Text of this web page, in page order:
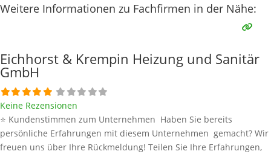
Weitere Informationen zu Fachfirmen in der Nähe:
Eichhorst & Krempin Heizung und Sanitär
GmbH
Keine Rezensionen
⭐ Kundenstimmen zum Unternehmen Haben Sie bereits
persönliche Erfahrungen mit diesem Unternehmen gemacht? Wir
freuen uns über Ihre Rückmeldung! Teilen Sie Ihre Erfahrungen,